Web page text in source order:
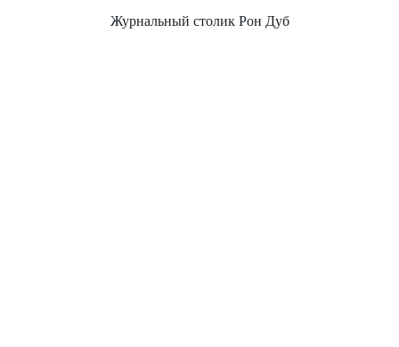
Журнальный столик Рон Дуб